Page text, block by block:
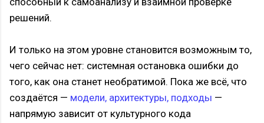
решений.
И только на этом уровне становится возможным то,
чего сейчас нет: системная остановка ошибки до
того, как она станет необратимой. Пока же всё, что
создаётся — модели, архитектуры, подходы —
напрямую зависит от культурного кода